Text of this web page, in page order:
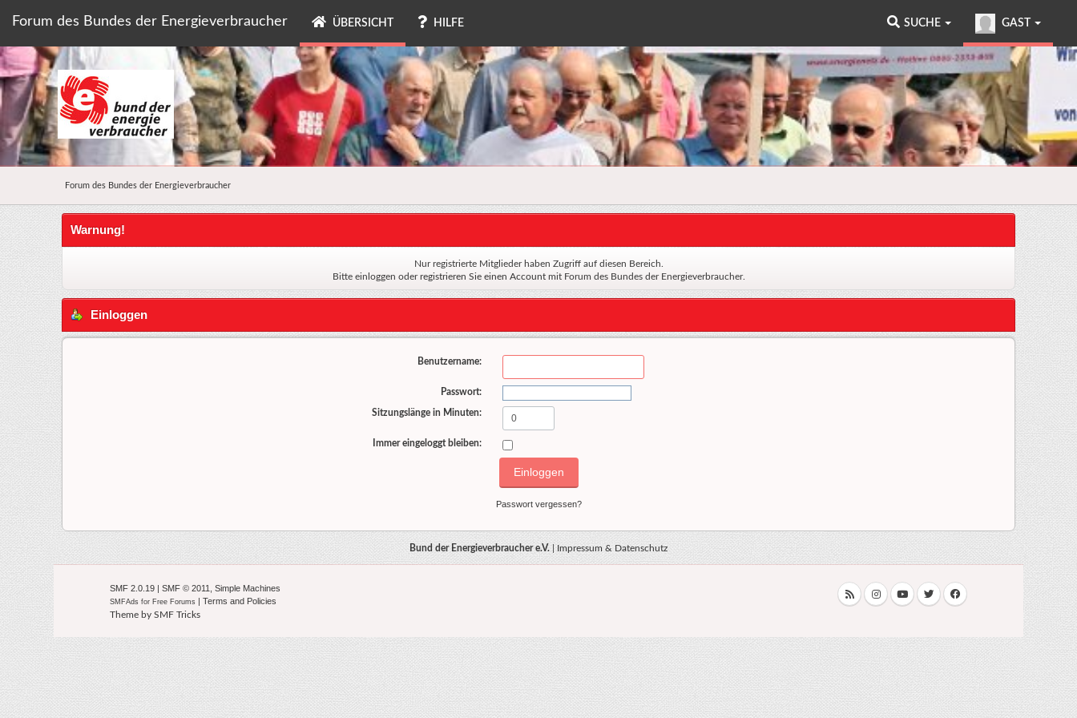
Forum des Bundes der Energieverbraucher ÜBERSICHT HILFE GAST
SUCHE
Forum des Bundes der Energieverbraucher
Warnung!
Nur registrierte Mitglieder haben Zugriff auf diesen Bereich.
Bitte einloggen oderregistrieren Sie einen Accountmit Forum des Bundes der Energieverbraucher.
Einloggen
Benutzername:
Passwort:
Sitzungslänge in Minuten:
Immer eingeloggt bleiben:
Passwort vergessen?
Bund der Energieverbraucher e.V. Impressum & Datenschutz
SMF 2.0.19| SMF © 2011 Simple Machines
SMFAds for Free Forums | Terms and Policies
Theme by SMF Tricks